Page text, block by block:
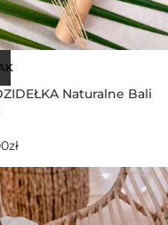
Naturalne Bali
zł